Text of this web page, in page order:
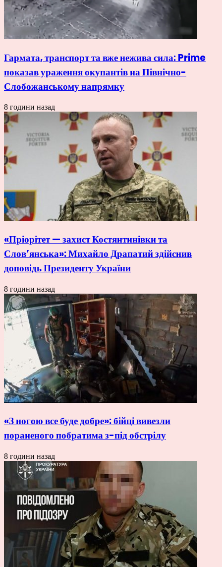
Гармата, транспорт та вже нежива сила: Prime
показав ураження окупантів на Північно-
Слобожанському напрямку
8 години назад
«Пріорітет — захист Костянтинівки та
Слов’янська»: Михайло Драпатий здійснив
доповідь Президенту України
8 години назад
«З ногою все буде добре»: бійці вивезли
пораненого побратима з-під обстрілу
8 години назад